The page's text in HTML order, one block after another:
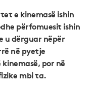
e kinemasë ishin
përfomuesit ishin
u dërguar nëpër
në pyetje
por në
mbi ta.